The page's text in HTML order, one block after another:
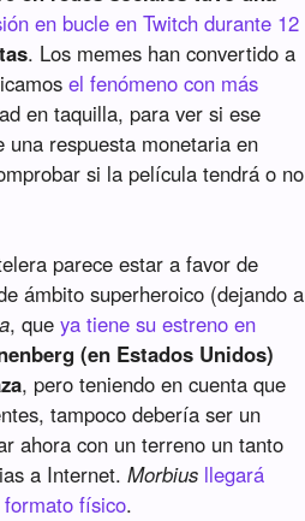
en bucle en Twitch durante 12
. Los memes han convertido a
el fenómeno con más
en taquilla, para ver si ese
una respuesta monetaria en
si la película tendrá o no
parece estar a favor de
ámbito superheroico (dejando a
, queya tiene su estreno en
(en Estados Unidos)
, pero teniendo en cuenta que
tampoco debería ser un
ahora con un terreno un tanto
a Internet.Morbius llegará
físico.